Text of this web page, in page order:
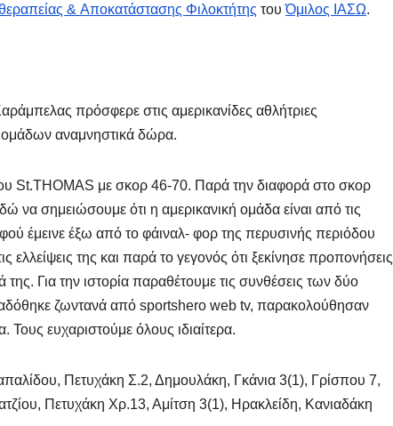
& Aποκατάστασης Φιλοκτήτης τουΌμιλος ΙΑΣΩ.
πρόσφερε στις αμερικανίδες αθλήτριες
ομάδων αναμνηστικά δώρα.
St.THOMAS με σκορ 46-70. Παρά την διαφορά στο σκορ
να σημειώσουμε ότι η αμερικανική ομάδα είναι από τις
έμεινε έξω από το φάιναλ- φορ της περυσινής περιόδου
της και παρά το γεγονός ότι ξεκίνησε προπονήσεις
της. Για την ιστορία παραθέτουμε τις συνθέσεις των δύο
ζωντανά από sportshero web tv, παρακολούθησαν
ευχαριστούμε όλους ιδιαίτερα.
Πετυχάκη Σ.2, Δημουλάκη, Γκάνια 3(1), Γρίσπου 7,
Πετυχάκη Χρ.13, Αμίτση 3(1), Ηρακλείδη, Κανιαδάκη